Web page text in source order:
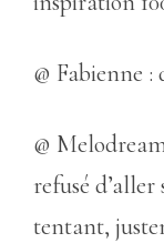
@ Fabienne :
@
refusé
tentant,